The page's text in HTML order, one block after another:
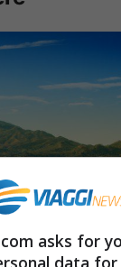
asks for
data